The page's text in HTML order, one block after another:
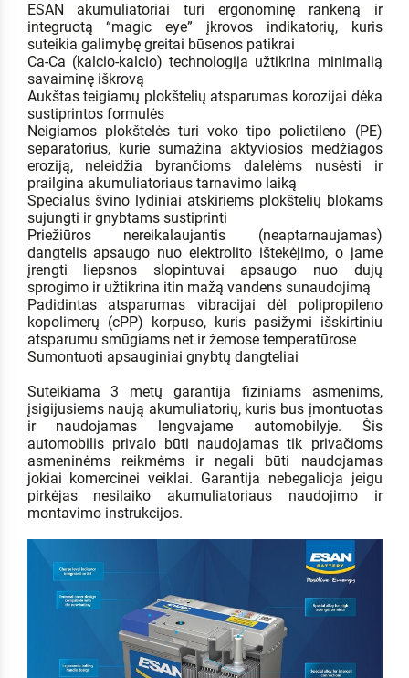
ESAN akumuliatoriai turi ergonominę rankeną ir
integruotą “magic eye” įkrovos indikatorių, kuris
suteikia galimybę greitai būsenos patikrai
Ca-Ca (kalcio-kalcio) technologija užtikrina minimalią
savaiminę iškrovą
Aukštas teigiamų plokštelių atsparumas korozijai dėka
sustiprintos formulės
Neigiamos plokštelės turi voko tipo polietileno (PE)
separatorius, kurie sumažina aktyviosios medžiagos
eroziją, neleidžia byrančioms dalelėms nusėsti ir
prailgina akumuliatoriaus tarnavimo laiką
Specialūs švino lydiniai atskiriems plokštelių blokams
sujungti ir gnybtams sustiprinti
Priežiūros nereikalaujantis (neaptarnaujamas)
dangtelis apsaugo nuo elektrolito ištekėjimo, o jame
įrengti liepsnos slopintuvai apsaugo nuo dujų
sprogimo ir užtikrina itin mažą vandens sunaudojimą
Padidintas atsparumas vibracijai dėl polipropileno
kopolimerų (cPP) korpuso, kuris pasižymi išskirtiniu
atsparumu smūgiams net ir žemose temperatūrose
Sumontuoti apsauginiai gnybtų dangteliai
Suteikiama 3 metų garantija fiziniams asmenims,
įsigijusiems naują akumuliatorių, kuris bus įmontuotas
ir naudojamas lengvajame automobilyje. Šis
automobilis privalo būti naudojamas tik privačioms
asmeninėms reikmėms ir negali būti naudojamas
jokiai komercinei veiklai. Garantija nebegalioja jeigu
pirkėjas nesilaiko akumuliatoriaus naudojimo ir
montavimo instrukcijos.